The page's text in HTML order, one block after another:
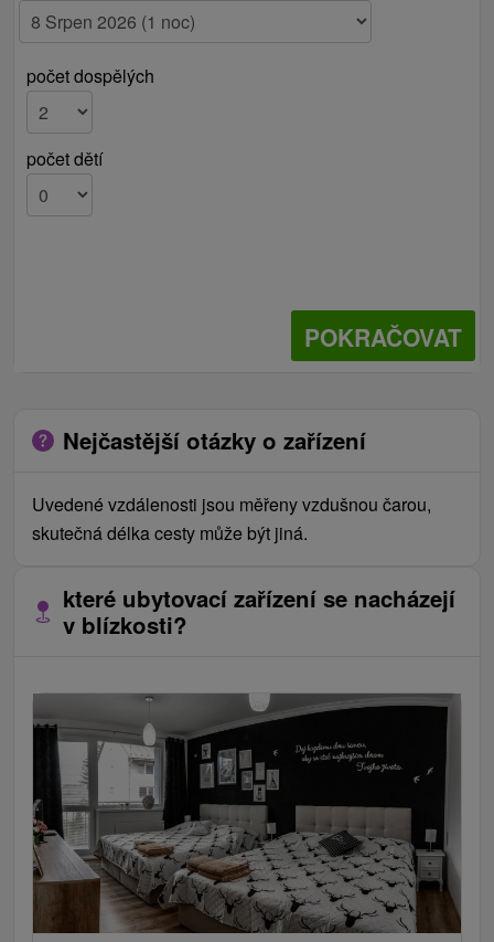
počet dospělých
počet dětí
POKRAČOVAT
Nejčastější otázky o zařízení
Uvedené vzdálenosti jsou měřeny vzdušnou čarou,
skutečná délka cesty může být jiná.
které ubytovací zařízení se nacházejí
v blízkosti?